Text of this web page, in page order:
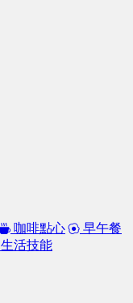
咖啡點心
早午餐
生活技能